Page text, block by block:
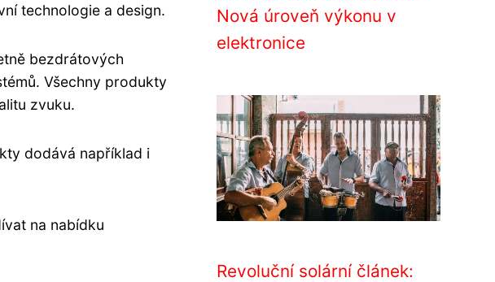
technologie a design.
bezdrátových
Všechny produkty
zvuku.
dodává například i
na nabídku
Nová úroveň výkonu v
elektronice
Revoluční solární článek: